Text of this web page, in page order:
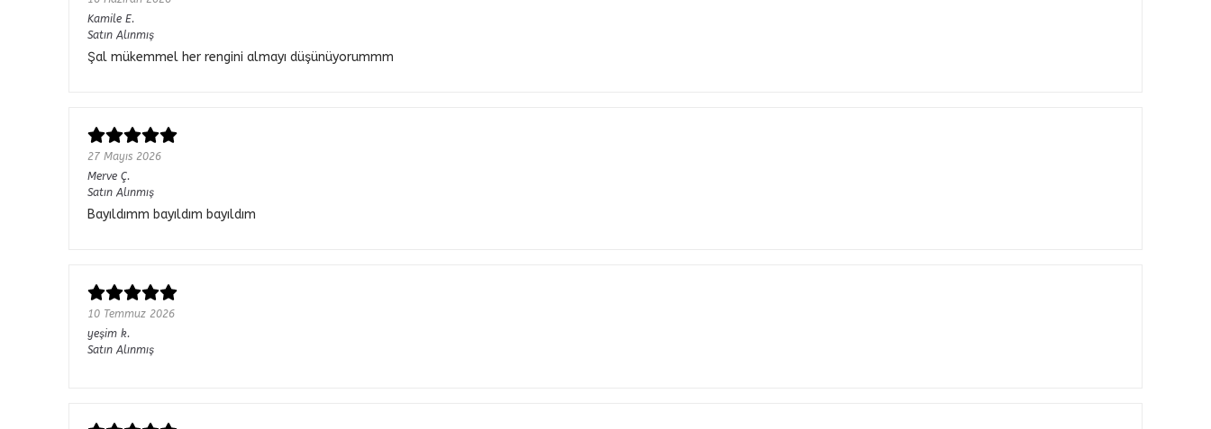
Kamile E.
Satın Alınmış
Şal mükemmel her rengini almayı düşünüyorummm
27 Mayıs 2026
Merve Ç.
Satın Alınmış
Bayıldımm bayıldım bayıldım
10 Temmuz 2026
yeşim k.
Satın Alınmış